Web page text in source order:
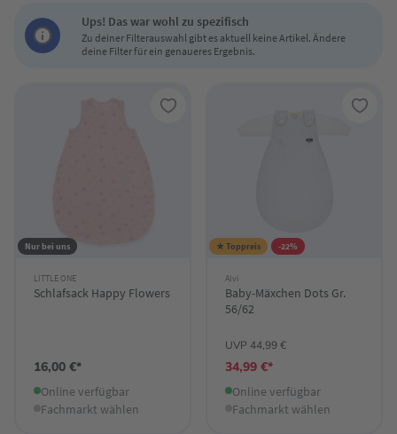
Ups! Das war wohl zu spezifisch
Zu deiner Filterauswahl gibt es aktuell keine Artikel. Ändere
deine Filter für ein genaueres Ergebnis.
Nur bei uns
LITTLE ONE
Schlafsack Happy Flowers
16,00 €*
Online verfügbar
Fachmarkt wählen
★ Toppreis -22%
Alvi
Baby-Mäxchen Dots Gr.
56/62
UVP 44,99 €
34,99 €*
Online verfügbar
Fachmarkt wählen